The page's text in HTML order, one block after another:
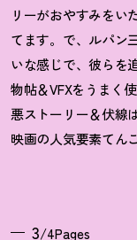
リーがおやすみをい
てます。で、ルパン
いな感じで、彼らを
物帖＆VFXをうまく
悪ストーリー＆伏線
映画の人気要素てん
3/4Pages